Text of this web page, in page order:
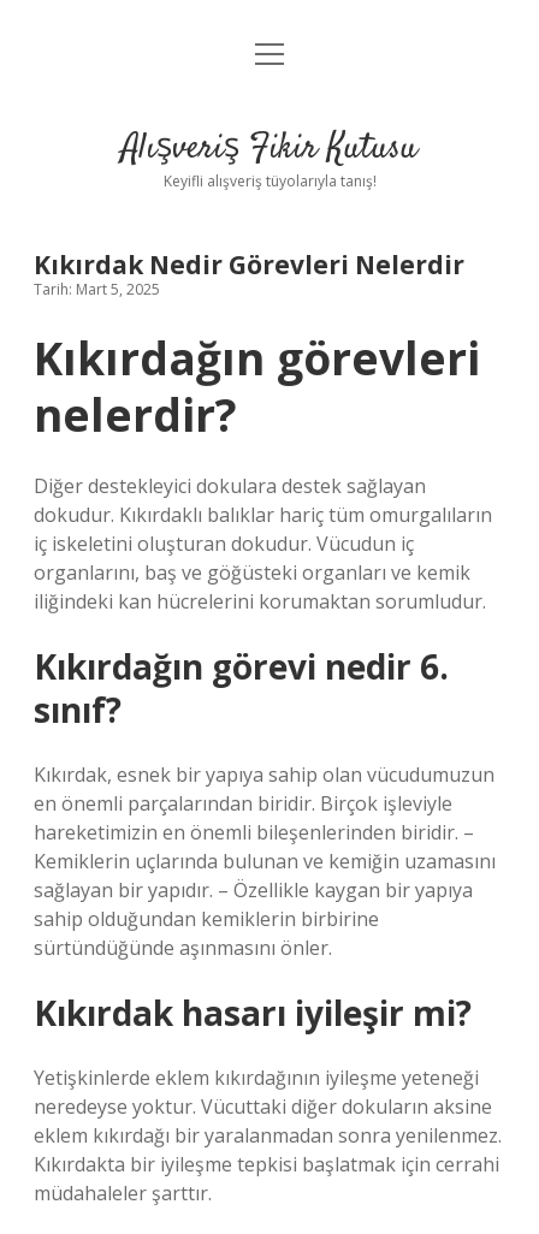
Anasayfa
Yasal Uyarı
menüyü
Alışveriş Fikir Kutusu
Keyifli alışveriş tüyolarıyla tanış!
Kıkırdak Nedir Görevleri Nelerdir
Tarih: Mart 5, 2025
Kıkırdağın görevleri
nelerdir?
Diğer destekleyici dokulara destek sağlayan
dokudur. Kıkırdaklı balıklar hariç tüm omurgalıların
iç iskeletini oluşturan dokudur. Vücudun iç
organlarını, baş ve göğüsteki organları ve kemik
iliğindeki kan hücrelerini korumaktan sorumludur.
Kıkırdağın görevi nedir 6.
sınıf?
Kıkırdak, esnek bir yapıya sahip olan vücudumuzun
en önemli parçalarından biridir. Birçok işleviyle
hareketimizin en önemli bileşenlerinden biridir. –
Kemiklerin uçlarında bulunan ve kemiğin uzamasını
sağlayan bir yapıdır. – Özellikle kaygan bir yapıya
sahip olduğundan kemiklerin birbirine
sürtündüğünde aşınmasını önler.
Kıkırdak hasarı iyileşir mi?
Yetişkinlerde eklem kıkırdağının iyileşme yeteneği
neredeyse yoktur. Vücuttaki diğer dokuların aksine
eklem kıkırdağı bir yaralanmadan sonra yenilenmez.
Kıkırdakta bir iyileşme tepkisi başlatmak için cerrahi
müdahaleler şarttır.